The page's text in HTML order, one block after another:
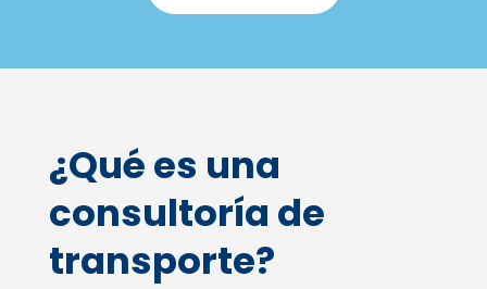
¿Qué es una
consultoría de
transporte?